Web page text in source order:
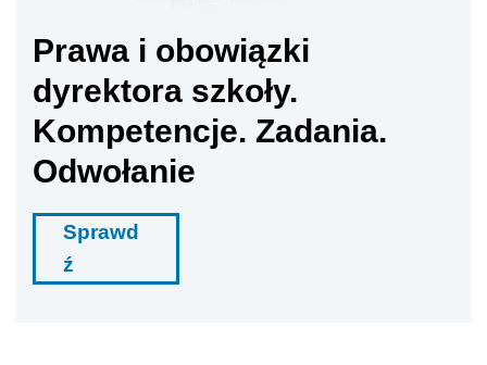
Prawa i obowiązki
dyrektora szkoły.
Kompetencje. Zadania.
Odwołanie
Sprawd
ź